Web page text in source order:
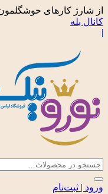
از شارژ کارهای
کانال بله
|
ورود | ثبت‌نام